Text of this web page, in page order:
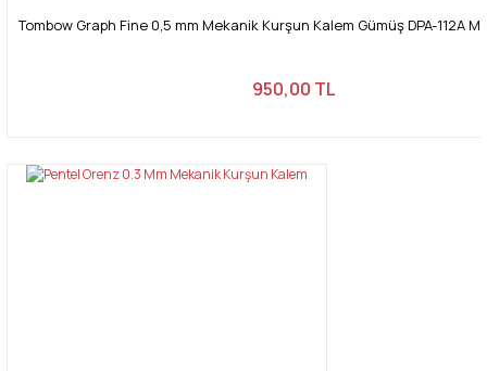
Tombow Graph Fine 0,5 mm Mekanik Kurşun Kalem Gümüş DPA-112A
950,00 TL